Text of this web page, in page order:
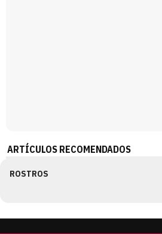
ARTÍCULOS RECOMENDADOS
ROSTROS